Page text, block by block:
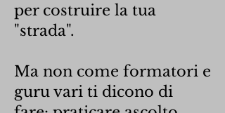
per costruire la tua
"strada".
Ma non come formatori e
guru vari ti dicono di